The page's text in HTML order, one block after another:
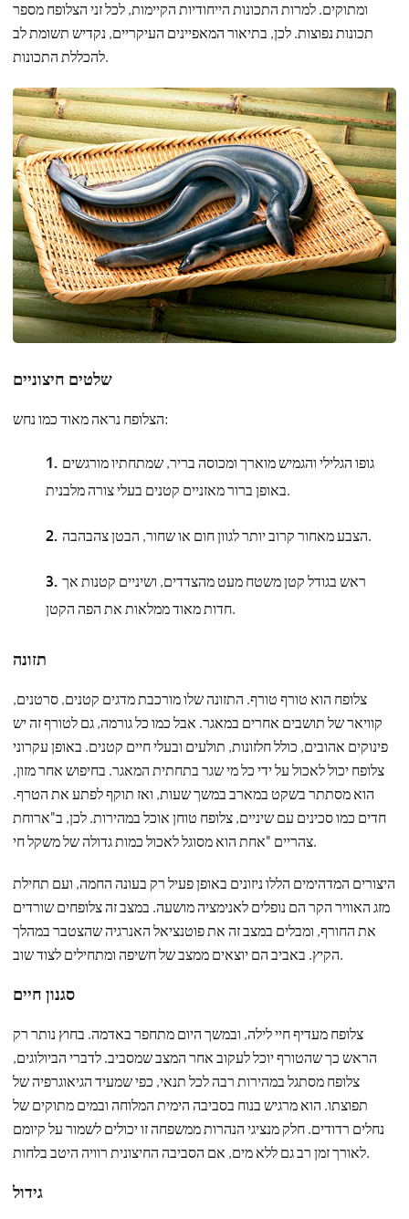
ומתוקים. למרות התכונות הייחודיות הקיימות, לכל זני הצלופח מספר
תכונות נפוצות. לכן, בתיאור המאפיינים העיקריים, נקדיש תשומת לב
להכללת התכונות.
שלטים חיצוניים
הצלופח נראה מאוד כמו נחש:
גופו הגלילי והגמיש מוארך ומכוסה בריר, שמתחתיו מורגשים
באופן ברור מאזניים קטנים בעלי צורה מלבנית.
הצבע מאחור קרוב יותר לגוון חום או שחור, הבטן צהבהבה.
ראש בגודל קטן משטח מעט מהצדדים, ושיניים קטנות אך
חדות מאוד ממלאות את הפה הקטן.
תזונה
צלופח הוא טורף טורף. התזונה שלו מורכבת מדגים קטנים, סרטנים,
קוויאר של תושבים אחרים במאגר. אבל כמו כל גורמה, גם לטורף זה יש
פינוקים אהובים, כולל חלזונות, תולעים ובעלי חיים קטנים. באופן עקרוני
צלופח יכול לאכול על ידי כל מי שגר בתחתית המאגר. בחיפוש אחר מזון,
הוא מסתתר בשקט במארב במשך שעות, ואז תוקף לפתע את הטרף.
חדים כמו סכינים עם שיניים, צלופח טוחן אוכל במהירות. לכן, ב"ארוחת
צהריים "אחת הוא מסוגל לאכול כמות גדולה של משקל חי.
היצורים המדהימים הללו ניזונים באופן פעיל רק בעונה החמה, ועם תחילת
מזג האוויר הקר הם נופלים לאנימציה מושעה. במצב זה צלופחים שורדים
את החורף, ומבלים במצב זה את פוטנציאל האנרגיה שהצטבר במהלך
הקיץ. באביב הם יוצאים ממצב של חשיפה ומתחילים לצוד שוב.
סגנון חיים
צלופח מעדיף חיי לילה, ובמשך היום מתחפר באדמה. בחוץ נותר רק
הראש כך שהטורף יוכל לעקוב אחר המצב שמסביב. לדברי הביולוגים,
צלופח מסתגל במהירות רבה לכל תנאי, כפי שמעיד הגיאוגרפיה של
תפוצתו. הוא מרגיש בנוח בסביבה הימית המלוחה ובמים מתוקים של
נחלים רדודים. חלק מנציגי הנהרות ממשפחה זו יכולים לשמור על קיומם
לאורך זמן רב גם ללא מים, אם הסביבה החיצונית רוויה היטב בלחות.
גידול